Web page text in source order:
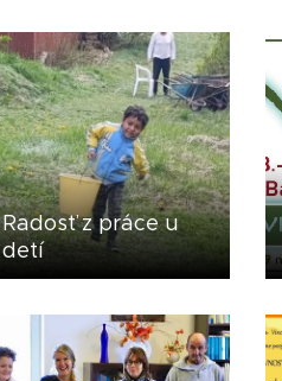
Radosť z práce u
detí